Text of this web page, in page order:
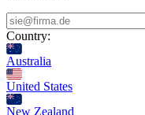
Country:
Australia
United States
New Zealand